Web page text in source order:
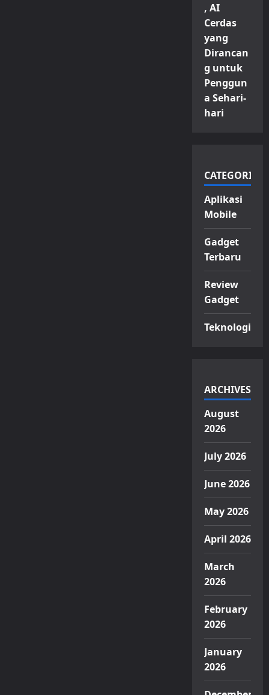
, AI
Cerdas
yang
Dirancan
g untuk
Penggun
a Sehari-
hari
CATEGORIES
Aplikasi
Mobile
Gadget
Terbaru
Review
Gadget
Teknologi
ARCHIVES
August
2026
July 2026
June 2026
May 2026
April 2026
March
2026
February
2026
January
2026